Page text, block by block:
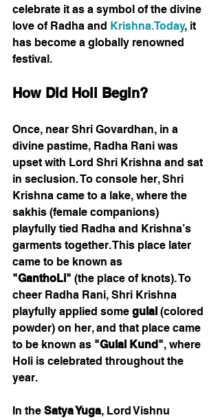
celebrate it as a symbol of the divine
love of Radha and Krishna.Today, it
has become a globally renowned
festival.
How Did Holi Begin?
Once, near Shri Govardhan, in a
divine pastime, Radha Rani was
upset with Lord Shri Krishna and sat
in seclusion. To console her, Shri
Krishna came to a lake, where the
sakhis (female companions)
playfully tied Radha and Krishna’s
garments together. This place later
came to be known as
"GanthoLi" (the place of knots). To
cheer Radha Rani, Shri Krishna
playfully applied some gulal (colored
powder) on her, and that place came
to be known as "Gulal Kund", where
Holi is celebrated throughout the
year.
In the Satya Yuga, Lord Vishnu